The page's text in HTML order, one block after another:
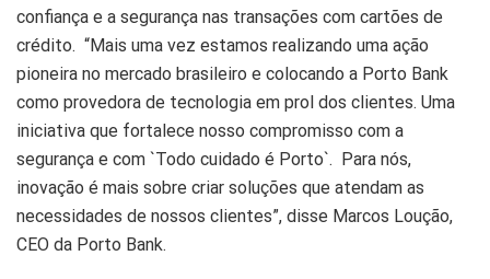
confiança e a segurança nas transações com cartões de
crédito. “Mais uma vez estamos realizando uma ação
pioneira no mercado brasileiro e colocando a Porto Bank
como provedora de tecnologia em prol dos clientes. Uma
iniciativa que fortalece nosso compromisso com a
segurança e com `Todo cuidado é Porto`. Para nós,
inovação é mais sobre criar soluções que atendam as
necessidades de nossos clientes”, disse Marcos Loução,
CEO da Porto Bank.